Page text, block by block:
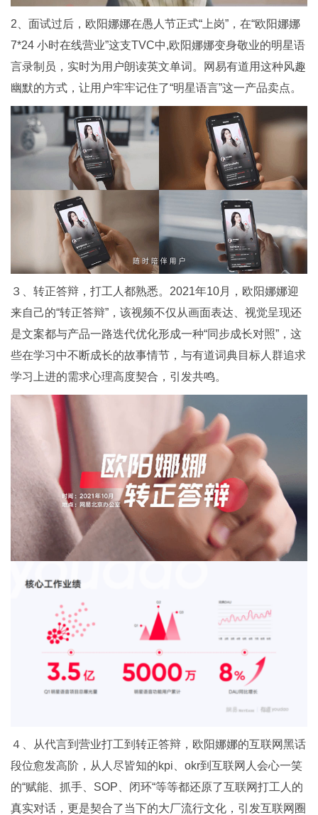
2、面试过后，欧阳娜娜在愚人节正式“上岗”，在“欧阳娜娜
7*24 小时在线营业”这支TVC中,欧阳娜娜变身敬业的明星语
言录制员，实时为用户朗读英文单词。网易有道用这种风趣
幽默的方式，让用户牢牢记住了“明星语言”这一产品卖点。
３、转正答辩，打工人都熟悉。2021年10月，欧阳娜娜迎
来自己的“转正答辩”，该视频不仅从画面表达、视觉呈现还
是文案都与产品一路迭代优化形成一种“同步成长对照”，这
些在学习中不断成长的故事情节，与有道词典目标人群追求
学习上进的需求心理高度契合，引发共鸣。
４、从代言到营业打工到转正答辩，欧阳娜娜的互联网黑话
段位愈发高阶，从人尽皆知的kpi、okr到互联网人会心一笑
的“赋能、抓手、SOP、闭环“等等都还原了互联网打工人的
真实对话，更是契合了当下的大厂流行文化，引发互联网圈